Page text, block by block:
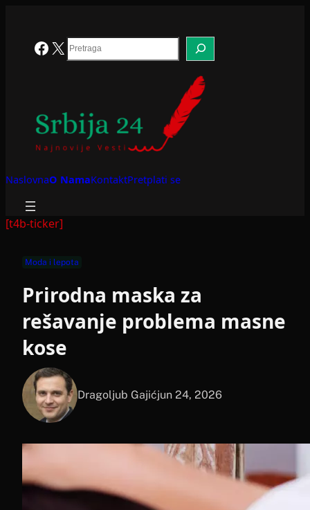
Facebook
X Search
NaslovnaO NamaKontaktPretplati se
[t4b-ticker]
Moda i lepota
Prirodna maska za
rešavanje problema masne
kose
Dragoljub Gajićjun 24, 2026